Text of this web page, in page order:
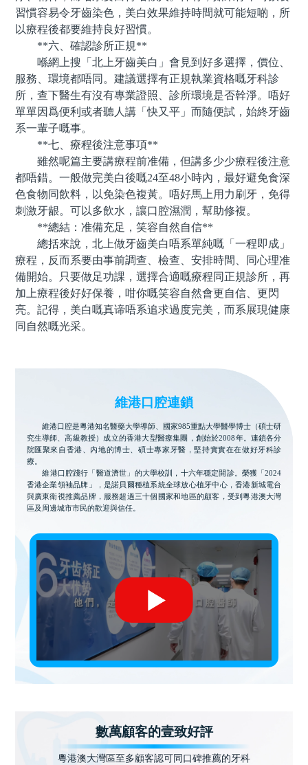
習慣容易令牙齒染色，美白效果維持時間就可能短啲，所
以療程後都要維持良好習慣。
**六、確認診所正規**
喺網上搜「北上牙齒美白」會見到好多選擇，價位、
服務、環境都唔同。建議選擇有正規執業資格嘅牙科診
所，查下醫生有沒有專業證照、診所環境是否幹淨。唔好
單單因爲便利或者聽人講「快又平」而隨便試，始終牙齒
系一輩子嘅事。
**七、療程後注意事項**
雖然呢篇主要講療程前准備，但講多少少療程後注意
都唔錯。一般做完美白後嘅24至48小時內，最好避免食深
色食物同飲料，以免染色複黃。唔好馬上用力刷牙，免得
刺激牙龈。可以多飲水，讓口腔濕潤，幫助修複。
**總結：准備充足，笑容自然自信**
總括來說，北上做牙齒美白唔系單純嘅「一程即成」
療程，反而系要由事前調查、檢查、安排時間、同心理准
備開始。只要做足功課，選擇合適嘅療程同正規診所，再
加上療程後好好保養，咁你嘅笑容自然會更自信、更閃
亮。記得，美白嘅真谛唔系追求過度完美，而系展現健康
同自然嘅光采。
維港口腔連鎖
維港口腔是粵港知名醫藥大學導師、國家985重點大學醫學博士（碩士研
究生導師、高級教授）成立的香港大型醫療集團，創始於2008年。連鎖各分
院匯聚來自香港、內地的博士、碩士專家牙醫，堅持實實在在做好牙科診
療。
維港口腔踐行「醫道濟世」的大學校訓，十六年穩定開診。榮獲「2024
香港企業領袖品牌」，是諾貝爾種植系統全球放心植牙中心，香港新城電台
與廣東衛視推薦品牌，服務超過三十個國家和地區的顧客，受到粵港澳大灣
區及周邊城市市民的歡迎與信任。
數萬顧客的壹致好評
粵港澳大灣區至多顧客認可同口碑推薦的牙科